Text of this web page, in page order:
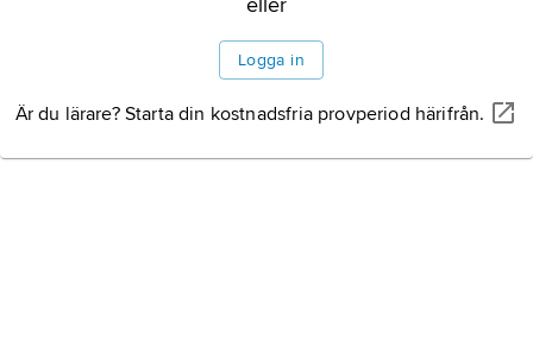
Logga in
Är du lärare? Starta din kostnadsfria provperiod härifrån.